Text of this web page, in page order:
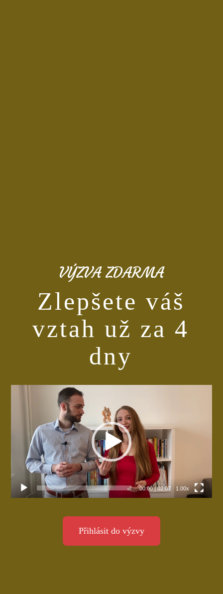
VÝZVA ZDARMA
Zlepšete váš
vztah už za 4
dny
přehrávač
00:00|02:07 1.00x
Přihlásit do výzvy